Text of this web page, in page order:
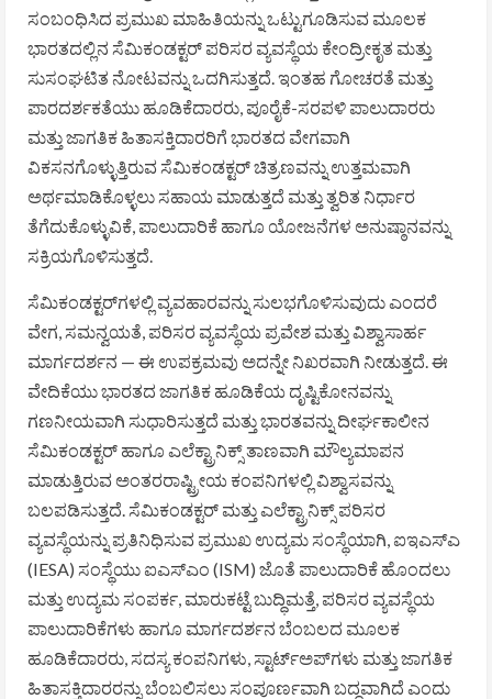
ಸಂಬಂಧಿಸಿದ ಪ್ರಮುಖ ಮಾಹಿತಿಯನ್ನು ಒಟ್ಟುಗೂಡಿಸುವ ಮೂಲಕ
ಭಾರತದಲ್ಲಿನ ಸೆಮಿಕಂಡಕ್ಟರ್ ಪರಿಸರ ವ್ಯವಸ್ಥೆಯ ಕೇಂದ್ರೀಕೃತ ಮತ್ತು
ಸುಸಂಘಟಿತ ನೋಟವನ್ನು ಒದಗಿಸುತ್ತದೆ. ಇಂತಹ ಗೋಚರತೆ ಮತ್ತು
ಪಾರದರ್ಶಕತೆಯು ಹೂಡಿಕೆದಾರರು, ಪೂರೈಕೆ-ಸರಪಳಿ ಪಾಲುದಾರರು
ಮತ್ತು ಜಾಗತಿಕ ಹಿತಾಸಕ್ತಿದಾರರಿಗೆ ಭಾರತದ ವೇಗವಾಗಿ
ವಿಕಸನಗೊಳ್ಳುತ್ತಿರುವ ಸೆಮಿಕಂಡಕ್ಟರ್ ಚಿತ್ರಣವನ್ನು ಉತ್ತಮವಾಗಿ
ಅರ್ಥಮಾಡಿಕೊಳ್ಳಲು ಸಹಾಯ ಮಾಡುತ್ತದೆ ಮತ್ತು ತ್ವರಿತ ನಿರ್ಧಾರ
ತೆಗೆದುಕೊಳ್ಳುವಿಕೆ, ಪಾಲುದಾರಿಕೆ ಹಾಗೂ ಯೋಜನೆಗಳ ಅನುಷ್ಠಾನವನ್ನು
ಸಕ್ರಿಯಗೊಳಿಸುತ್ತದೆ.
ಸೆಮಿಕಂಡಕ್ಟರ್‌ಗಳಲ್ಲಿ ವ್ಯವಹಾರವನ್ನು ಸುಲಭಗೊಳಿಸುವುದು ಎಂದರೆ
ವೇಗ, ಸಮನ್ವಯತೆ, ಪರಿಸರ ವ್ಯವಸ್ಥೆಯ ಪ್ರವೇಶ ಮತ್ತು ವಿಶ್ವಾಸಾರ್ಹ
ಮಾರ್ಗದರ್ಶನ — ಈ ಉಪಕ್ರಮವು ಅದನ್ನೇ ನಿಖರವಾಗಿ ನೀಡುತ್ತದೆ. ಈ
ವೇದಿಕೆಯು ಭಾರತದ ಜಾಗತಿಕ ಹೂಡಿಕೆಯ ದೃಷ್ಟಿಕೋನವನ್ನು
ಗಣನೀಯವಾಗಿ ಸುಧಾರಿಸುತ್ತದೆ ಮತ್ತು ಭಾರತವನ್ನು ದೀರ್ಘಕಾಲೀನ
ಸೆಮಿಕಂಡಕ್ಟರ್ ಹಾಗೂ ಎಲೆಕ್ಟ್ರಾನಿಕ್ಸ್ ತಾಣವಾಗಿ ಮೌಲ್ಯಮಾಪನ
ಮಾಡುತ್ತಿರುವ ಅಂತರರಾಷ್ಟ್ರೀಯ ಕಂಪನಿಗಳಲ್ಲಿ ವಿಶ್ವಾಸವನ್ನು
ಬಲಪಡಿಸುತ್ತದೆ. ಸೆಮಿಕಂಡಕ್ಟರ್ ಮತ್ತು ಎಲೆಕ್ಟ್ರಾನಿಕ್ಸ್ ಪರಿಸರ
ವ್ಯವಸ್ಥೆಯನ್ನು ಪ್ರತಿನಿಧಿಸುವ ಪ್ರಮುಖ ಉದ್ಯಮ ಸಂಸ್ಥೆಯಾಗಿ, ಐಇಎಸ್ಎ
(IESA) ಸಂಸ್ಥೆಯು ಐಎಸ್ಎಂ (ISM) ಜೊತೆ ಪಾಲುದಾರಿಕೆ ಹೊಂದಲು
ಮತ್ತು ಉದ್ಯಮ ಸಂಪರ್ಕ, ಮಾರುಕಟ್ಟೆ ಬುದ್ಧಿಮತ್ತೆ, ಪರಿಸರ ವ್ಯವಸ್ಥೆಯ
ಪಾಲುದಾರಿಕೆಗಳು ಹಾಗೂ ಮಾರ್ಗದರ್ಶನ ಬೆಂಬಲದ ಮೂಲಕ
ಹೂಡಿಕೆದಾರರು, ಸದಸ್ಯ ಕಂಪನಿಗಳು, ಸ್ಟಾರ್ಟ್‌ಅಪ್‌ಗಳು ಮತ್ತು ಜಾಗತಿಕ
ಹಿತಾಸಕ್ತಿದಾರರನ್ನು ಬೆಂಬಲಿಸಲು ಸಂಪೂರ್ಣವಾಗಿ ಬದ್ಧವಾಗಿದೆ ಎಂದು